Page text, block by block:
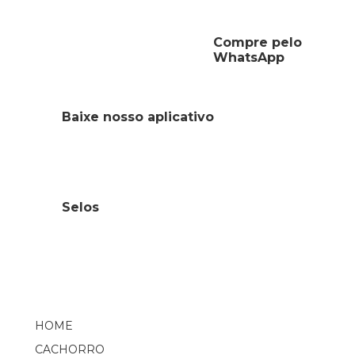
Compre pelo
WhatsApp
HOME
CACHORRO
Baixe nosso aplicativo
Selos